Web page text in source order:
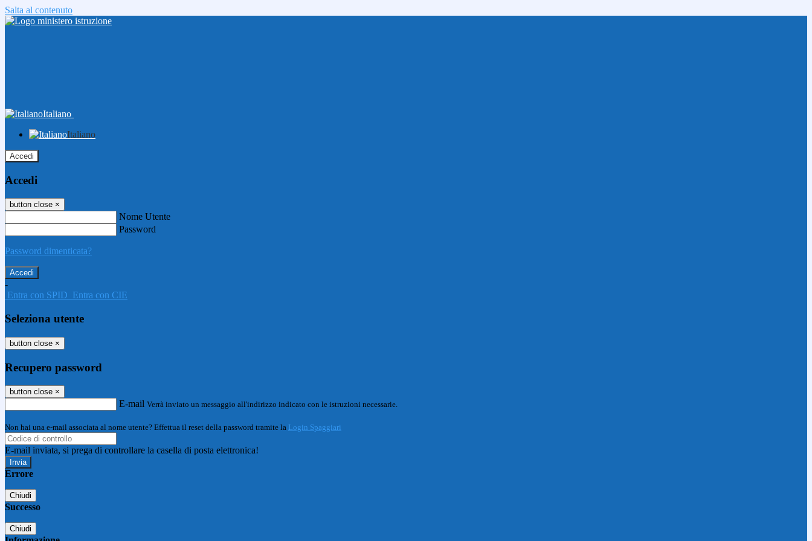
Salta al contenuto
Italiano
Italiano
Accedi
Accedi
button close ×
Nome Utente
Password
Password dimenticata?
-
Entra con SPID Entra con CIE
Seleziona utente
button close ×
Recupero password
button close ×
E-mail Verrà inviato un messaggio all'indirizzo indicato con le istruzioni necessarie.
Non hai una e-mail associata al nome utente? Effettua il reset della password tramite la Login Spaggiari
E-mail inviata, si prega di controllare la casella di posta elettronica!
Errore
Chiudi
Successo
Chiudi